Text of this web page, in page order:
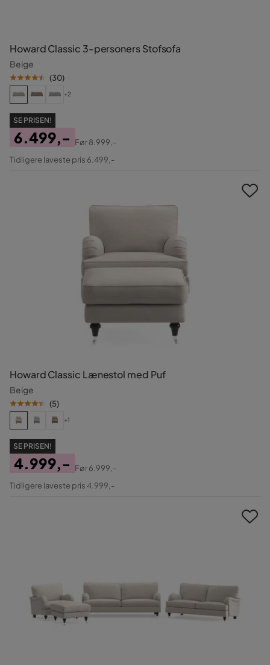
Howard Classic 3-personers Stofsofa
Beige
(30)
+2
SE PRISEN!
Pris
6.499,-
Original
Før8.999,-
Tidligere laveste pris 6.499,-
Howard Classic Lænestol med Puf
Beige
(5)
+1
SE PRISEN!
Pris
4.999,-
Original
Før6.999,-
Tidligere laveste pris 4.999,-